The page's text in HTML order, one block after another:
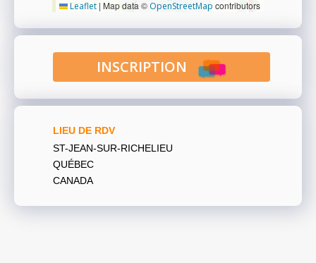
Leaflet | Map data © OpenStreetMap contributors
INSCRIPTION
LIEU DE RDV
ST-JEAN-SUR-RICHELIEU
QUÉBEC
CANADA